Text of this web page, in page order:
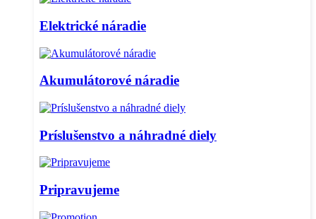
Elektrické náradie
Akumulátorové náradie
Príslušenstvo a náhradné diely
Pripravujeme